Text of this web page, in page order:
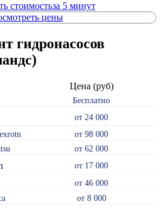
стоимостьза 5 минут
цены
гидронасосов
Цена (руб)
Бесплатно
от 24 000
от 98 000
от 62 000
от 17 000
от 46 000
от 8 000